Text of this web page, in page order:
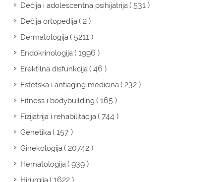
Dečija i adolescentna psihijatrija( 531 )
Dečija ortopedija( 2 )
Dermatologija( 5211 )
Endokrinologija( 1996 )
Erektilna disfunkcija( 46 )
Estetska i antiaging medicina( 232 )
Fitness i bodybuilding( 165 )
Fizijatrija i rehabilitacija( 744 )
Genetika( 157 )
Ginekologija( 20742 )
Hematologija( 939 )
Hirurgija ( 1622 )